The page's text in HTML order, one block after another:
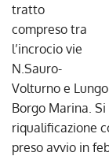
tratto
compreso tra
l’incrocio vie
N.Sauro-
Volturno e
Borgo Marina.
riqualificazione
preso avvio in